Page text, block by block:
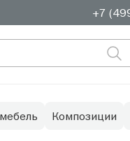
+7
Композиции